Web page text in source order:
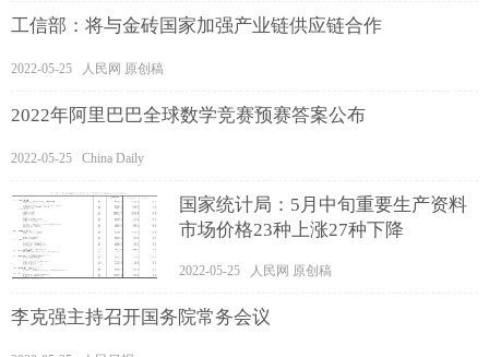
工信部：将与金砖国家加强产业链供应链合作
2022-05-25 人民网 原创稿
2022年阿里巴巴全球数学竞赛预赛答案公布
2022-05-25 China Daily
国家统计局：5月中旬重要生产资料
市场价格23种上涨27种下降
2022-05-25 人民网 原创稿
李克强主持召开国务院常务会议